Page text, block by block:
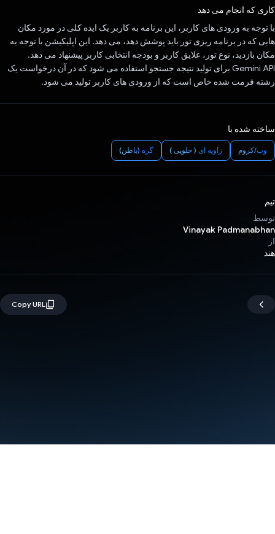
کاری که انجام می دهد
با توجه به ورودی های کاربر، این برنامه به کاربر یک ایده کلی در مورد مکان
هایی که در برنامه ریزی تور باید پوشش دهد، می دهد. این اپلیکیشن با توجه به
مکان بازدید، نوع تور، علایق کاربر و بودجه انتخابی کاربر پیشنهاد می دهد.
Gemini API برای تولید نتیجه جستجو استفاده می شود که در آن درخواست یک
رشته فرمت شده خاص است که از ورودی های کاربر تولید می شود.
ساخته شده با
وب/کروم زاویه ای ( جلویی ) گره (باطن)
تیم
توسط
Vinayak Padmanabhan
از
هند